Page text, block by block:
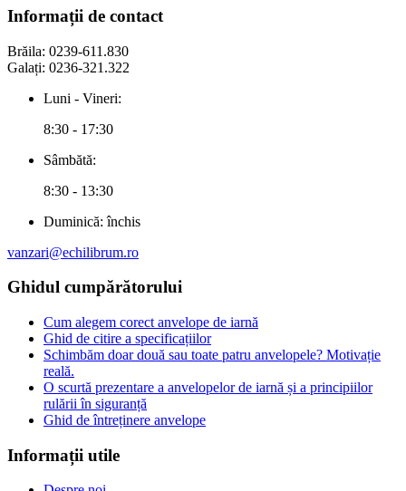
Informații de contact
Brăila: 0239-611.830
Galați: 0236-321.322
Luni - Vineri:
8:30 - 17:30
Sâmbătă:
8:30 - 13:30
Duminică: închis
vanzari@echilibrum.ro
Ghidul cumpărătorului
Cum alegem corect anvelope de iarnă
Ghid de citire a specificațiilor
Schimbăm doar două sau toate patru anvelopele? Motivație
reală.
O scurtă prezentare a anvelopelor de iarnă și a principiilor
rulării în siguranță
Ghid de întreținere anvelope
Informații utile